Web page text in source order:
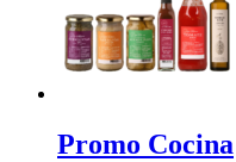
Promo Cocina